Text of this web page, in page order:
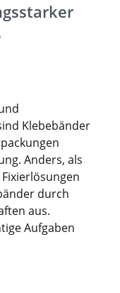
Investieren
– mit
Klebebänder
Anders, als
durch
aus.
Aufgaben